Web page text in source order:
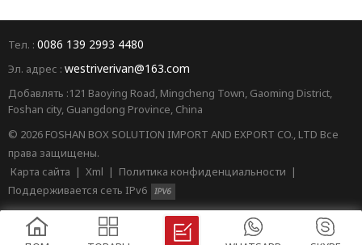
Тел. : 0086 139 2993 4480
Эл. адрес : westriverivan@163.com
Добавлять :121 Baoying Road, Mingcheng Town, Gaoming District,
Foshan city, Guangdong Province, China
© 2026 FOSHAN BOX SOLUTION IMPORT AND EXPORT CO., LTD Все
права защищены.
Карта сайта | Xml | Политика конфиденциальности |
Поддерживается сеть IPv6